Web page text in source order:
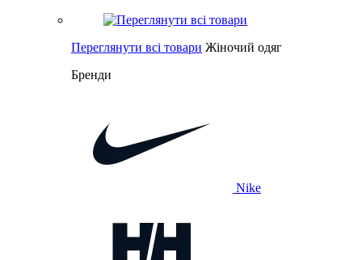
Переглянути всі товари Жіночий одяг
Бренди
Nike